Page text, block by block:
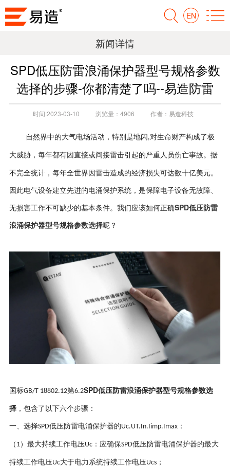
EN
新闻详情
SPD低压防雷浪涌保护器型号规格参数
选择的步骤-你都清楚了吗--易造防雷
时间:2023-03-10 浏览量： 4906 作者： 易造科技
自然界中的大气电场活动，特别是地闪,对生命财产构成了极
大威胁，每年都有因直接或间接雷击引起的严重人员伤亡事故。 据
不完全统计，每年全世界因雷击造成的经济损失可达数十亿美元。
因此电气设备建立先进的电涌保护系统，是保障电子设备无故障、
无损害工作不可缺少的基本条件。我们应该如何正确SPD低压防雷
浪涌保护器型号规格参数选择呢？
国标GB/T 18802.12第6.2SPD低压防雷浪涌保护器型号规格参数选
择，包含了以下六个步骤：
一、选择SPD低压防雷电涌保护器的Uc.UT.In.Iimp.Imax：
（ 1） 最大持续工作电压Uc：应确保SPD低压防雷电涌保护器的最大
持续工作电压Uc大于电力系统持续工作电压Ucs；